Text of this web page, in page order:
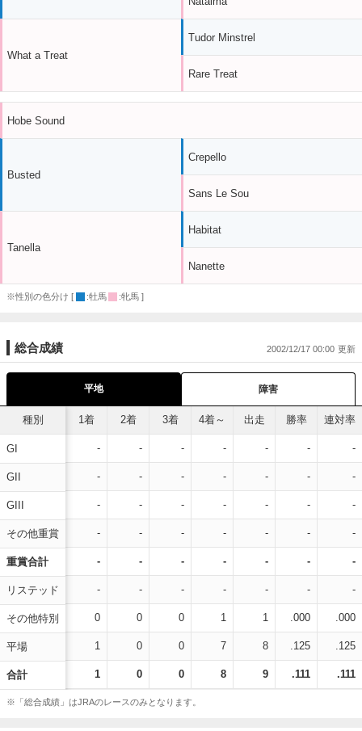
What a Treat
Tudor Minstrel
Rare Treat
Hobe Sound
Busted
Tanella
Crepello
Sans Le Sou
Habitat
Nanette
※性別の色分け [ :牡馬 :牝馬 ]
総合成績 2002/12/17 00:00
平地 障害
種別
GI
GII
GIII
その他重賞
重賞合計
リステッド
その他特別
平場
合計
1着 2着 3着 4着～ 出走 勝率 連対率
- - - - - - -
- - - - - - -
- - - - - - -
- - - - - - -
- - - - - - -
- - - - - - -
0 0 0 1 1 .000 .000
1 0 0 7 8 .125 .125
1 0 0 8 9 .111 .111
※「総合成績」はJRAのレースのみとなります。